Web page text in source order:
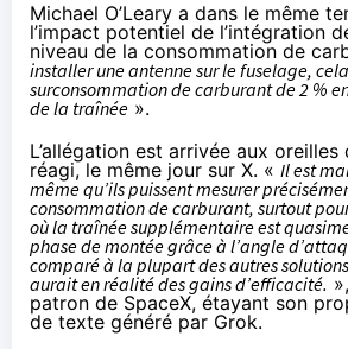
Michael O’Leary a dans le même
l’impact potentiel de l’intégration
niveau de la consommation de
installer une antenne sur le fuselage,
surconsommation de carburant de 2 %
de la traînée ».
L’allégation est arrivée aux oreilles
réagi, le même jour sur X. « Il est
même qu’ils puissent mesurer
consommation de carburant, surtout
où la traînée supplémentaire est
phase de montée grâce à l’angle
comparé à la plupart des autres
aurait en réalité des gains d’efficacité.
patron de SpaceX, étayant son
de texte généré par Grok.